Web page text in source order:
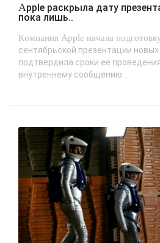
Apple раскрыла дату презентации iPhone 18, но
пока лишь..
Компания Apple начала
сентябрьской презентации
подтвердила сроки её
внутреннему сообщению...